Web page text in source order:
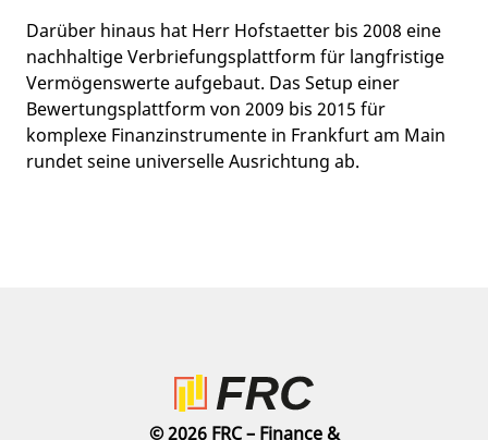
Darüber hinaus hat Herr Hofstaetter bis 2008 eine
nachhaltige Verbriefungsplattform für langfristige
Vermögenswerte aufgebaut. Das Setup einer
Bewertungsplattform von 2009 bis 2015 für
komplexe Finanzinstrumente in Frankfurt am Main
rundet seine universelle Ausrichtung ab.
© 2026 FRC – Finance &